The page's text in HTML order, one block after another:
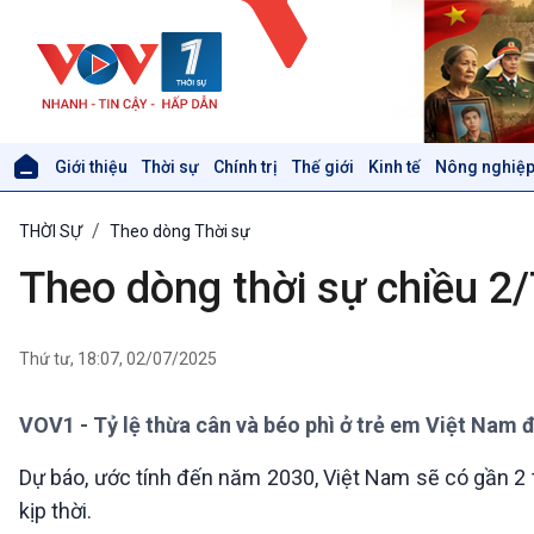
Giới thiệu Thời sự Chính trị Thế giới Kinh tế Nông
Thời sự 18h
Xã hội
Tin Đời sống & Xã hội
Khoa học & Công nghệ
THỜI SỰ Theo dòng Thời sự
Theo dòng thời sự chiều
Thứ tư, 18:07, 02/07/2025
VOV1 - Tỷ lệ thừa cân và béo phì ở trẻ em Việt
Dự báo, ước tính đến năm 2030, Việt Nam sẽ có gần
kịp thời.